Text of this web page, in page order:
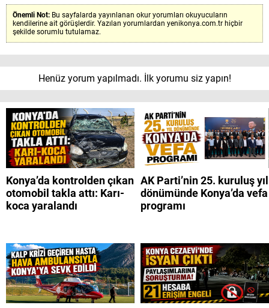
Önemli Not: Bu sayfalarda yayınlanan okur yorumları okuyucuların
kendilerine ait görüşlerdir. Yazılan yorumlardan yenikonya.com.tr hiçbir
şekilde sorumlu tutulamaz.
Henüz yorum yapılmadı. İlk yorumu siz yapın!
Konya’da kontrolden çıkan
otomobil takla attı: Karı-
koca yaralandı
AK Parti’nin 25. kuruluş yıl
dönümünde Konya’da vefa
programı